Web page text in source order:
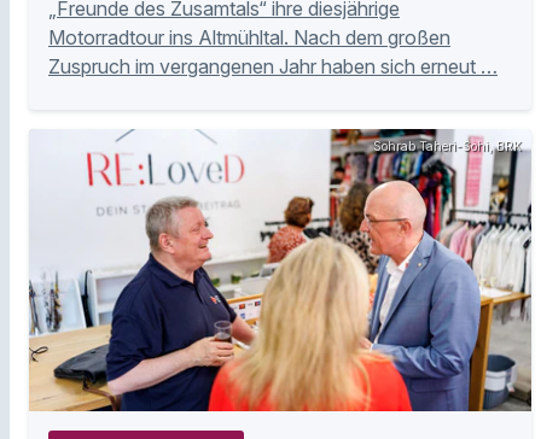
„Freunde des Zusamtals“ ihre diesjährige
Motorradtour ins Altmühltal. Nach dem großen
Zuspruch im vergangenen Jahr haben sich erneut …
Sohrab Taheri-Sohi, BRK